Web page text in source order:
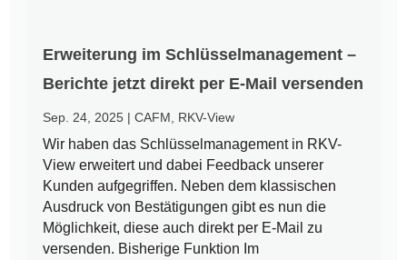
Erweiterung im Schlüsselmanagement –
Berichte jetzt direkt per E-Mail versenden
Sep. 24, 2025 |CAFM RKV-View
Wir haben das Schlüsselmanagement in RKV-
View erweitert und dabei Feedback unserer
Kunden aufgegriffen. Neben dem klassischen
Ausdruck von Bestätigungen gibt es nun die
Möglichkeit, diese auch direkt per E-Mail zu
versenden. Bisherige Funktion Im